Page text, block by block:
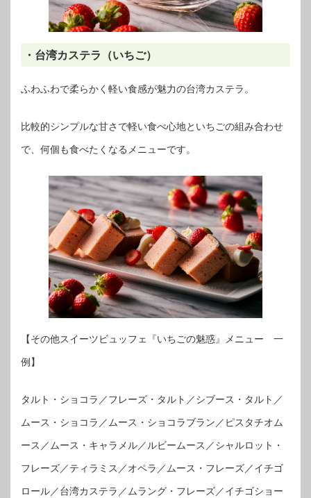
・台湾カステラ（いちご）
ふわふわで柔らかく軽い食感が魅力の台湾カステラ。
比較的シンプルな甘さで軽い食べ心地といちごの組み合わせ
で、何個も食べたくなるメニューです。
【その他スイーツビュッフェ『いちごの魅惑』メニュー 一
例】
タルト・ショコラ／フレーズ・タルト／シブース・タルト／
ムース・ショコラ／ムース・ショコラブラン／ピスタチオム
ース／ムース・キャラメル／ルビームース／シャルロット・
フレーズ／ティラミス／オペラ／ムース・フレーズ／イチゴ
ロール／台湾カステラ／ムラング・フレーズ／イチゴショー